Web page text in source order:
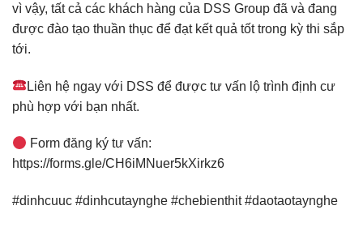
vì vậy, tất cả các khách hàng của DSS Group đã và đang
được đào tạo thuần thục để đạt kết quả tốt trong kỳ thi sắp
tới.
Liên hệ ngay với DSS để được tư vấn lộ trình định cư
phù hợp với bạn nhất.
Form đăng ký tư vấn:
https://forms.gle/CH6iMNuer5kXirkz6
#dinhcuuc #dinhcutaynghe #chebienthit #daotaotaynghe